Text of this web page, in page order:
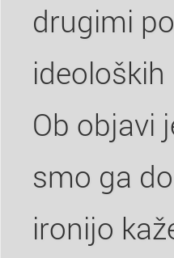
drugimi
Ob objavi
smo ga
ironijo